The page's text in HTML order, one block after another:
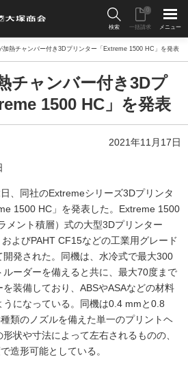
検索 一括請求
0
メニュー
加熱チャンバー付き3Dプリンター「Extreme 1500 HC」を発表
チャンバー付き3Dプ
1500 HC」を発表
2021年11月17日
、同社のExtremeシリーズ3Dプリンタ
1500 HC」を発表した。Extreme 1500
メント積層）式の大型3Dプリンター
よびPAHT CF15などの工業用グレード
発された。同機は、水冷式で最大300
ーダーを備えると共に、最大70度まで
装備しており、ABSやASAなどの材料
になっている。同機は0.4 mmと0.8
類のノズルを備えた単一のプリントヘ
状や寸法によって左右されるものの、
造形可能としている。